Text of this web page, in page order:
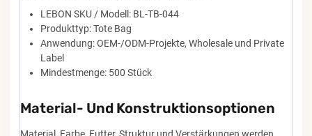
LEBON SKU / Modell: BL-TB-044
Produkttyp: Tote Bag
Anwendung: OEM-/ODM-Projekte, Wholesale und Private
Label
Mindestmenge: 500 Stück
Material- Und Konstruktionsoptionen